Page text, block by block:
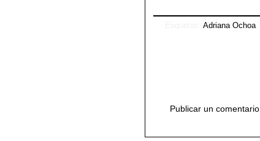
Adriana Ochoa,
Publicar un comentario